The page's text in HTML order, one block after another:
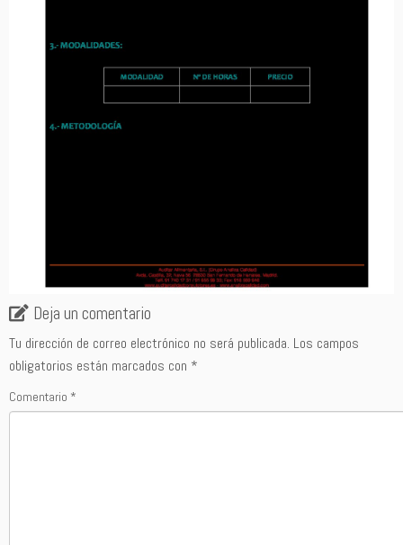
Deja un comentario
Tu dirección de correo electrónico no será publicada. Los campos
obligatorios están marcados con *
Comentario *